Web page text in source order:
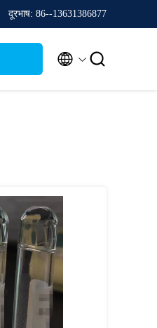
दूरभाष: 86--13631386877
 